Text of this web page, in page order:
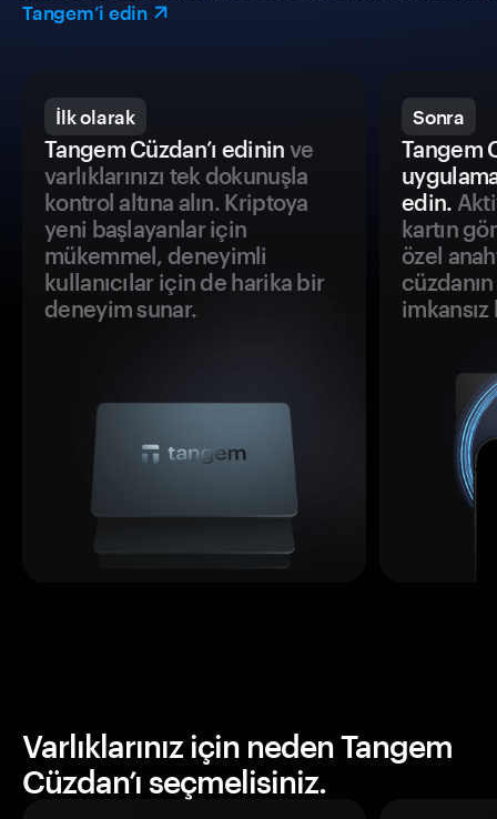
Tangem’i edin
İlk olarak
Tangem Cüzdan’ı edinin ve
varlıklarınızı tek dokunuşla
kontrol altına alın. Kriptoya
yeni başlayanlar için
mükemmel, deneyimli
kullanıcılar için de harika bir
deneyim sunar.
Sonra
Tangem
edin.
kartın
özel
Varlıklarınız için neden Tangem
Cüzdan’ı seçmelisiniz.